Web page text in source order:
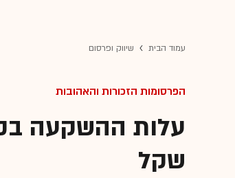
עמוד הבית שיווק ופרסום
הפרסומות הזכורות והאהובות
שקל